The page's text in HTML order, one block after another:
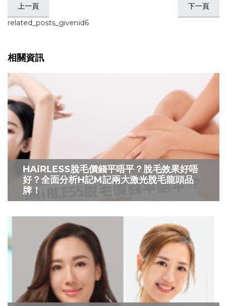
上一頁
下一頁
related_posts_givenid6
相關資訊
HAiRLESS脫毛價錢平唔平？脫毛效果好唔
好？全面分析H記M記兩大激光脫毛龍頭品
牌！